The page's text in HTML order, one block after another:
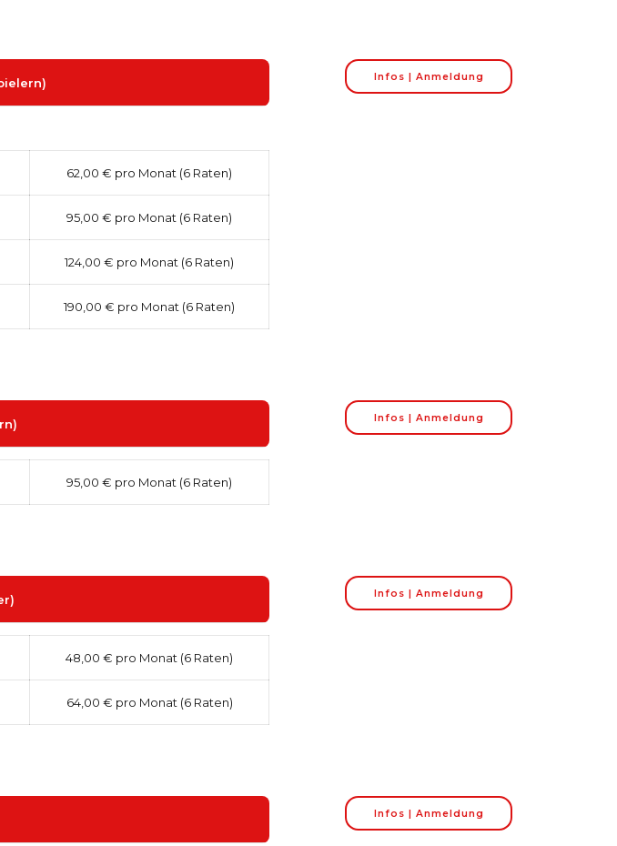
62,00 € pro Monat (6 Raten)
95,00 € pro Monat (6 Raten)
124,00 € pro Monat (6 Raten)
190,00 € pro Monat (6 Raten)
Infos | Anmeldung
95,00 € pro Monat (6 Raten)
Infos | Anmeldung
48,00 € pro Monat (6 Raten)
64,00 € pro Monat (6 Raten)
Infos | Anmeldung
Infos | Anmeldung